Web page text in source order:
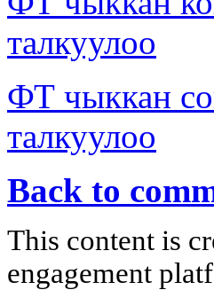
талкуулоо
ФТ чыккан
талкуулоо
Back to
This content is
engagement